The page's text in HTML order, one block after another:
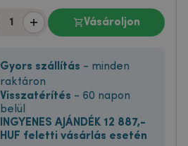
Vásároljon
Gyors szállítás - minden
raktáron
Visszatérítés - 60 napon
belül
INGYENES AJÁNDÉK 12 887,-
HUF feletti vásárlás esetén